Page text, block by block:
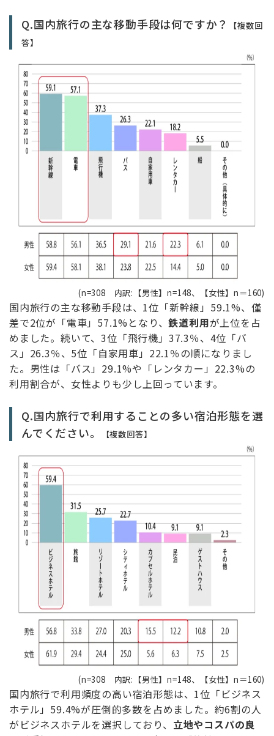
Q.国内旅行の主な移動手段は何ですか？
【複数回
答】
(n=308 内訳:【男性】n=148、【女性】n＝160)
国内旅行の主な移動手段は、1位「新幹線」59.1%、僅
差で2位が「電車」57.1%となり、鉄道利用が上位を占
めました。続いて、3位「飛行機」37.3％、4位「バ
ス」26.3％、5位「自家用車」22.1％の順になりまし
た。男性は「バス」29.1%や「レンタカー」22.3%の
利用割合が、女性よりも少し上回っています。
Q.国内旅行で利用することの多い宿泊形態を選
んでください。
【複数回答】
(n=308 内訳:【男性】n=148、【女性】n＝160)
国内旅行で利用頻度の高い宿泊形態は、1位「ビジネス
ホテル」59.4%が圧倒的多数を占めました。約6割の人
がビジネスホテルを選択しており、 立地やコスパの良